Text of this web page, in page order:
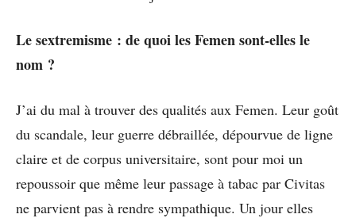
Le sextremisme : de quoi les Femen sont-elles le
nom ?
J’ai du mal à trouver des qualités aux Femen. Leur goût
du scandale, leur guerre débraillée, dépourvue de ligne
claire et de corpus universitaire, sont pour moi un
repoussoir que même leur passage à tabac par Civitas
ne parvient pas à rendre sympathique. Un jour elles